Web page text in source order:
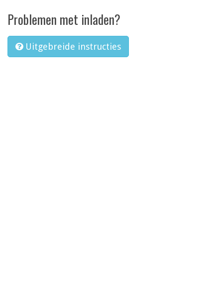
Problemen met inladen?
Uitgebreide instructies